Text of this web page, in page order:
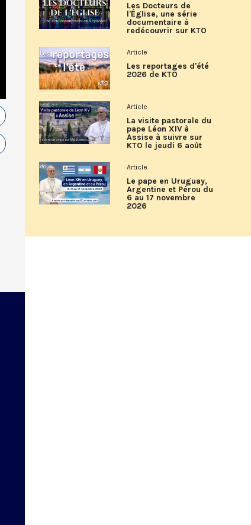
Les Docteurs de
l'Église, une série
documentaire à
redécouvrir sur KTO
Article
Les reportages d'été
2026 de KTO
Article
La visite pastorale du
pape Léon XIV à
Assise à suivre sur
KTO le jeudi 6 août
Article
Le pape en Uruguay,
Argentine et Pérou du
6 au 17 novembre
2026